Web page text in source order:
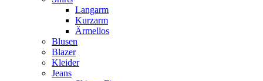
Langarm
Kurzarm
Ärmellos
Blusen
Blazer
Kleider
Jeans